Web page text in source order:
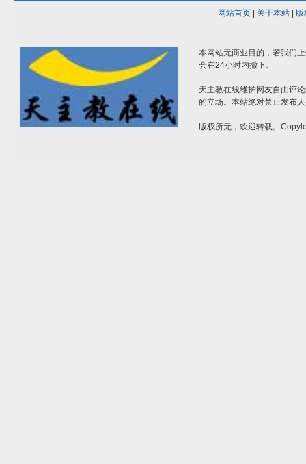
网站首页| 关于本站| 版
本网站无商业目的，若我们
会在24小时内撤下。
天主教在线维护网友自由评
的立场。本站绝对禁止发布
版权所无，欢迎转载。